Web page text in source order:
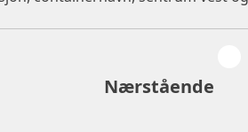
Nærstående